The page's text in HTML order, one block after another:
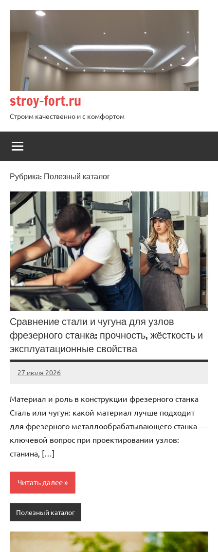
stroy-fort.ru
Строим качественно и с комфортом
Рубрика: Полезный каталог
Сравнение стали и чугуна для узлов
фрезерного станка: прочность, жёсткость и
эксплуатационные свойства
27 июля 2026
Avtor
Нет
Материал и роль в конструкции фрезерного станка
Сталь или чугун: какой материал лучше подходит
для фрезерного металлообрабатывающего станка —
ключевой вопрос при проектировании узлов:
станина, […]
Читать далее
Полезный каталог